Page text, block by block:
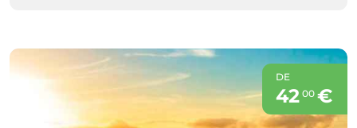
DE
42 00€